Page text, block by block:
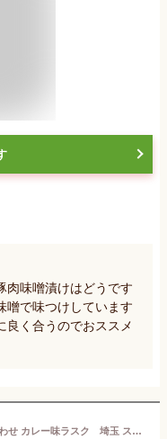
肉味噌漬けはどうです
噌で味つけしています
良く合うのでおススメ
カレーラスク 夏のおつまみ 詰め合わせ カレー味ラスク 埼玉 スイーツ ハロウィン